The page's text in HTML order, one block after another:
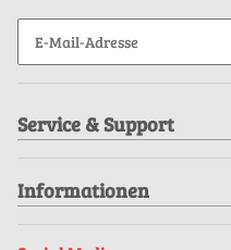
Service & Support
Informationen